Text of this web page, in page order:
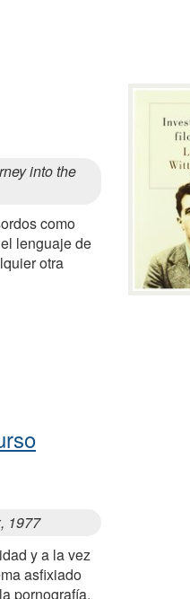
into the
como
lenguaje de
otra
1977
y a la vez
asfixiado
pornografía,